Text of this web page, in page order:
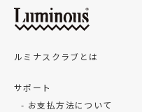
ルミナスクラブとは
サポート
お支払方法について